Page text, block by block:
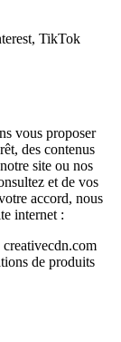
TikTok
vous proposer
des contenus
site ou nos
et de vos
accord, nous
internet :
de produits